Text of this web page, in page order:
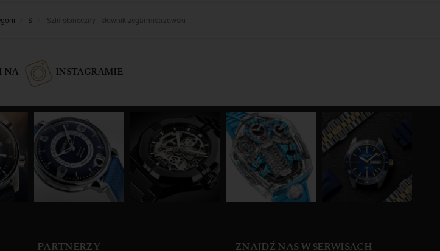
S Szlif słoneczny - słownik zegarmistrzowski
NA INSTAGRAMIE
PARTNERZY ZNAJDŹ NAS W SERWISACH